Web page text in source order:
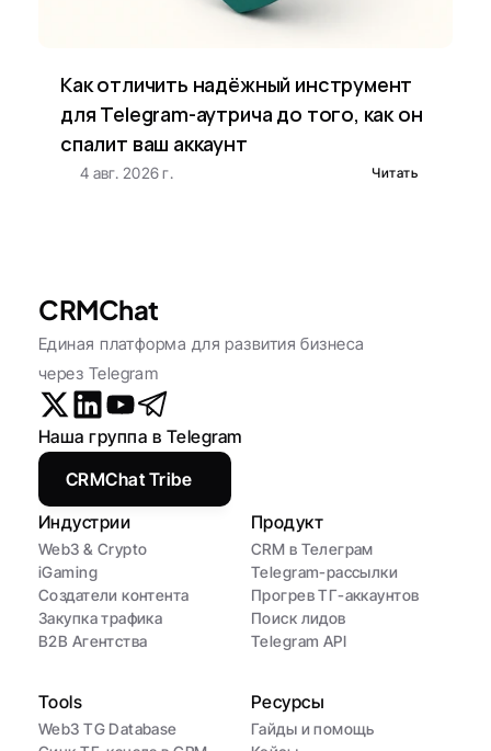
Как отличить надёжный инструмент
для Telegram-аутрича до того, как он
спалит ваш аккаунт
4 авг. 2026 г. Читать
CRMChat
Единая платформа для развития бизнеса
через Telegram
Индустрии
Web3 & Crypto
iGaming
Создатели контента
Закупка трафика
B2B Агентства
Продукт
CRM в Телеграм
Telegram-рассылки
Прогрев ТГ-аккаунтов
Поиск лидов
Telegram API
Tools
Web3 TG Database
Ресурсы
Гайды и помощь
Наша группа в Telegram
CRMChat Tribe